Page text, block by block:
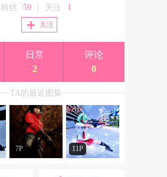
粉丝 59 关注 1
关注
日常
2
评论
0
TA的最近图集
7P 11P